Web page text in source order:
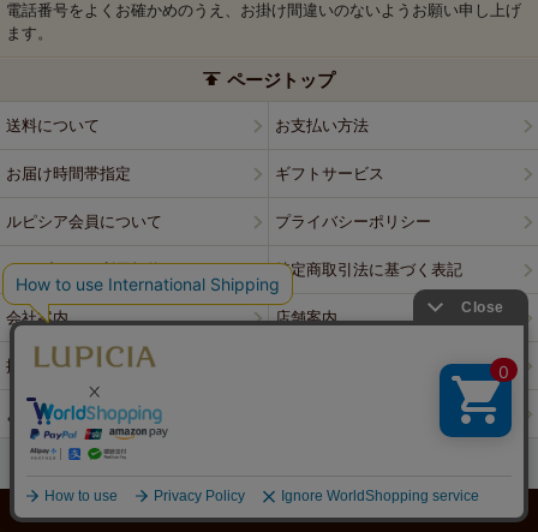
電話番号をよくお確かめのうえ、お掛け間違いのないようお願い申し上げ
ます。
ページトップ
送料について お支払い方法
お届け時間帯指定 ギフトサービス
ルピシア会員について プライバシーポリシー
ウェブサイト利用規約 特定商取引法に基づく表記
会社案内 店舗案内
採用情報
よくある質問